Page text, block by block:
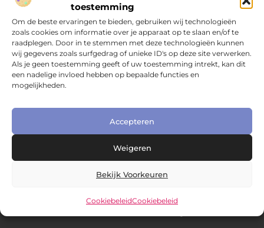
toestemming
Om de beste ervaringen te bieden, gebruiken wij technologieën
zoals cookies om informatie over je apparaat op te slaan en/of te
raadplegen. Door in te stemmen met deze technologieën kunnen
wij gegevens zoals surfgedrag of unieke ID's op deze site verwerken.
Als je geen toestemming geeft of uw toestemming intrekt, kan dit
een nadelige invloed hebben op bepaalde functies en
mogelijkheden.
Accepteren
Weigeren
Bekijk Voorkeuren
CookiebeleidCookiebeleid
Bedrijven En Samenleving
Tips voor een goede houding bij een
kantoorbaan
Wie een kantoorbaan heeft, brengt vaak vele uren per
dag zittend door achter een computerscherm. Hoewel
dit misschien als een comfortabele werksituatie klinkt,
Over Compleet Zakelijk